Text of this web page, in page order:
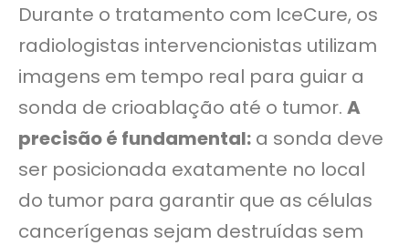
Durante o tratamento com IceCure, os
radiologistas intervencionistas utilizam
imagens em tempo real para guiar a
sonda de crioablação até o tumor. A
precisão é fundamental: a sonda deve
ser posicionada exatamente no local
do tumor para garantir que as células
cancerígenas sejam destruídas sem